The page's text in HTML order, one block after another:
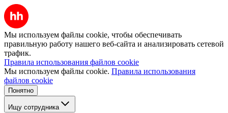
Мы используем файлы cookie, чтобы обеспечивать
правильную работу нашего веб-сайта и анализировать сетевой
трафик.
Правила использования файлов cookie
Мы используем файлы cookie. Правила использования
файлов cookie
Понятно
Ищу сотрудника